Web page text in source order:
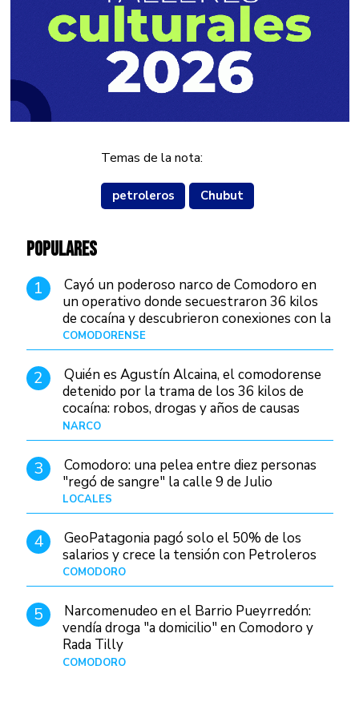
Temas de la nota:
petroleros Chubut
POPULARES
1
Cayó un poderoso narco de Comodoro en
un operativo donde secuestraron 36 kilos
de cocaína y descubrieron conexiones con la
Patagonia
COMODORENSE
2
Quién es Agustín Alcaina, el comodorense
detenido por la trama de los 36 kilos de
cocaína: robos, drogas y años de causas
judiciales
NARCO
3
Comodoro: una pelea entre diez personas
"regó de sangre" la calle 9 de Julio
LOCALES
4
GeoPatagonia pagó solo el 50% de los
salarios y crece la tensión con Petroleros
COMODORO
5
Narcomenudeo en el Barrio Pueyrredón:
vendía droga "a domicilio" en Comodoro y
Rada Tilly
COMODORO